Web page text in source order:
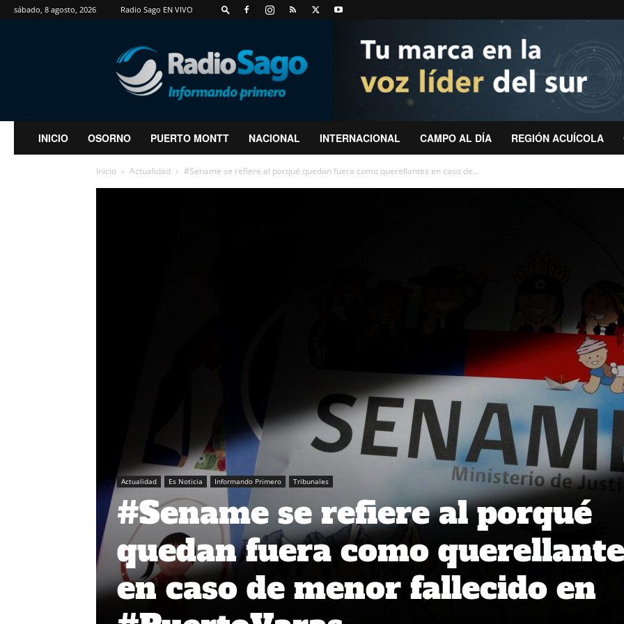
sábado, 8 agosto, 2026 Radio Sago EN VIVO
RadioSago
INICIO OSORNO PUERTO MONTT NACIONAL INTERNACIONAL CAMPO AL DÍA REGIÓN ACUÍCOLA
Inicio Actualidad #Sename se refiere al porqué quedan fuera como querellantes en caso de...
Actualidad Es Noticia Informando Primero Tribunales
#Sename se refiere al porqué
quedan fuera como
en caso de menor fallecido en